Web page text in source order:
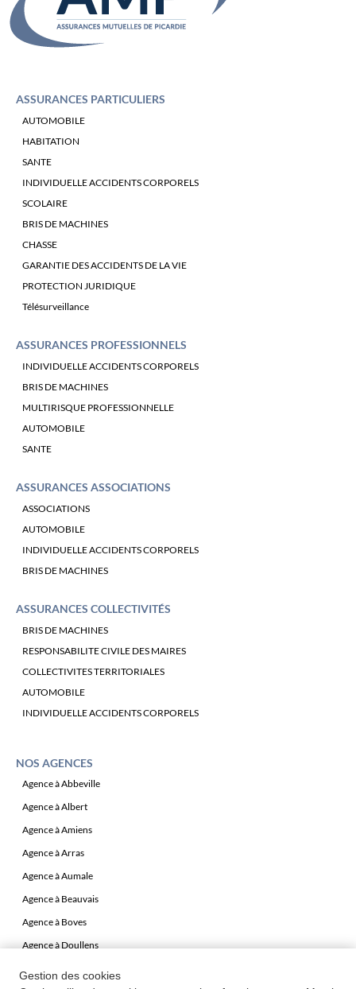
Gestion des cookies
ASSURANCES PARTICULIERS
AUTOMOBILE
HABITATION
SANTE
INDIVIDUELLE ACCIDENTS CORPORELS
SCOLAIRE
BRIS DE MACHINES
CHASSE
GARANTIE DES ACCIDENTS DE LA VIE
PROTECTION JURIDIQUE
Télésurveillance
ASSURANCES PROFESSIONNELS
INDIVIDUELLE ACCIDENTS CORPORELS
BRIS DE MACHINES
MULTIRISQUE PROFESSIONNELLE
AUTOMOBILE
SANTE
ASSURANCES ASSOCIATIONS
ASSOCIATIONS
AUTOMOBILE
INDIVIDUELLE ACCIDENTS CORPORELS
BRIS DE MACHINES
ASSURANCES COLLECTIVITÉS
BRIS DE MACHINES
RESPONSABILITE CIVILE DES MAIRES
COLLECTIVITES TERRITORIALES
AUTOMOBILE
INDIVIDUELLE ACCIDENTS CORPORELS
NOS AGENCES
Agence à Abbeville
Agence à Albert
Agence à Amiens
Agence à Arras
Agence à Aumale
Agence à Beauvais
Agence à Boves
Agence à Doullens